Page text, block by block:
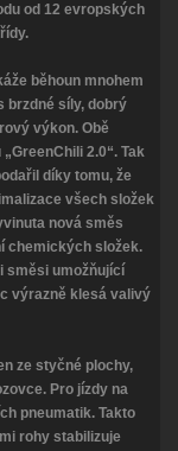
od 12 evropských
běhoun mnohem
brzdné síly, dobrý
výkon. Obě
2.0“. Tak
díky tomu, že
všech složek
nová směs
chemických složek.
směsi umožňující
výrazně klesá valivý
ze styčné plochy,
Pro jízdy na
pneumatik. Takto
rohy stabilizuje